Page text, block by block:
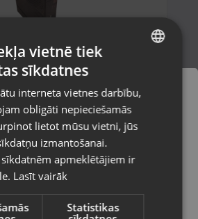
One 500 GB
6 mēneši)
tiks piegādāti uz
būs attēlots izvēlētajā
RUSSIAN
vietnē tiek
sīkdatnes
interneta vietnes darbību,
obligāti nepieciešamās
lietot mūsu vietni, jūs
izmantošanai.
apmeklētājiem ir
Lasīt vairāk
Statistikas